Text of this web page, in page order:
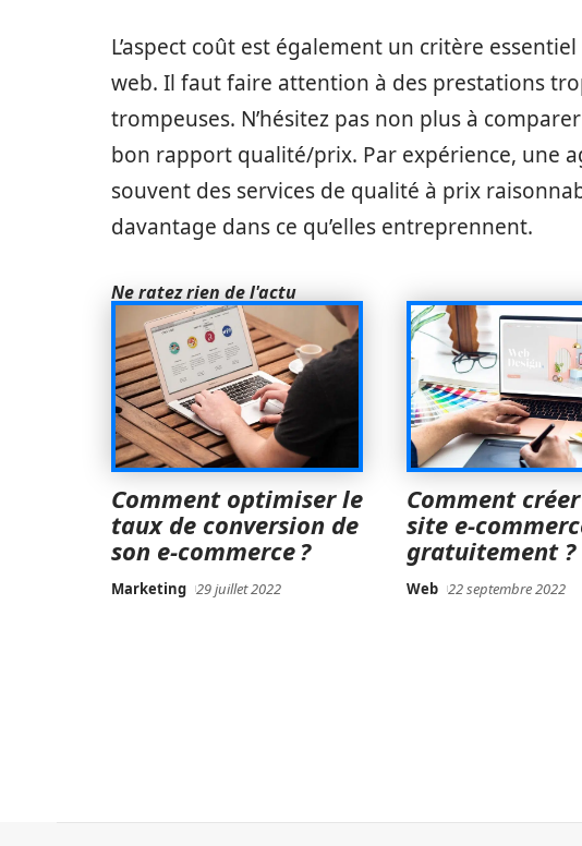
L’aspect coût est également un critère
web. Il faut faire attention à des prestations
trompeuses. N’hésitez pas non plus à
bon rapport qualité/prix. Par expérience, une
souvent des services de qualité à prix
davantage dans ce qu’elles entreprennent.
Ne ratez rien de l'actu
Comment optimiser le
taux de conversion de
son e-commerce ?
Marketing 29 juillet 2022
Comment
site e-
gratuitement ?
Web 22 septembre 2022